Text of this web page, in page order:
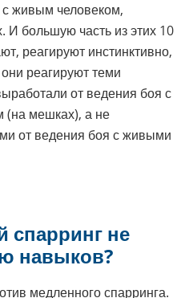
живым человеком,
И большую часть из этих 10
реагируют инстинктивно,
реагируют теми
от ведения боя с
мешках), а не
от ведения боя с живыми
спарринг не
навыков?
медленного спарринга.